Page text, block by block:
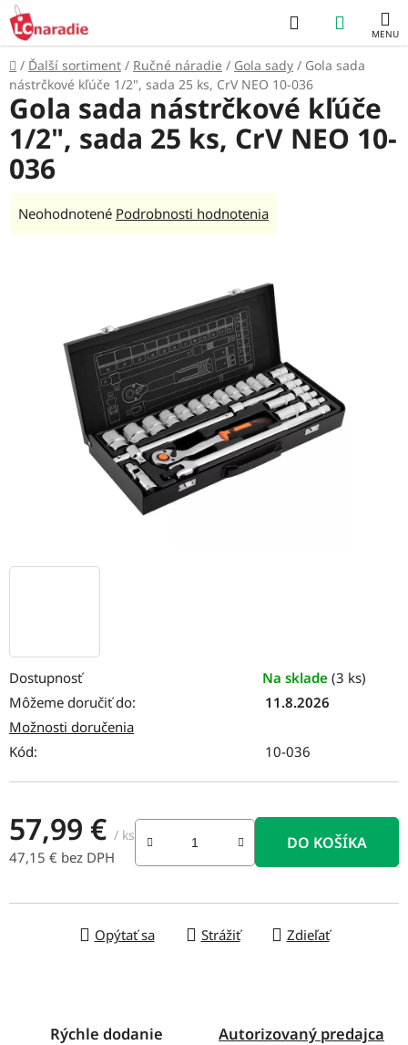
Prejsť
na
obsah
Hľadať
KOŠÍK
Domov
/ Ďalší sortiment / Ručné náradie / Gola sady / Gola sada
nástrčkové kľúče 1/2", sada 25 ks, CrV NEO 10-036
Dostupnosť Na sklade (3 ks)
Môžeme doručiť do:
11.8.2026
Možnosti doručenia
Kód:
10-036
57,99 € / ks
47,15 € bez DPH
DO KOŠÍKA
Opýtať sa Strážiť Zdieľať
Gola sada nástrčkové kľúče
1/2", sada 25 ks, CrV NEO 10-
036
Priemerné
hviezdičiek.
Neohodnotené Podrobnosti hodnotenia
Rýchle dodanie Autorizovaný predajca